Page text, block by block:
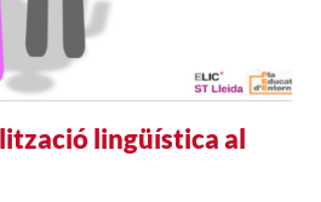
lingüística al